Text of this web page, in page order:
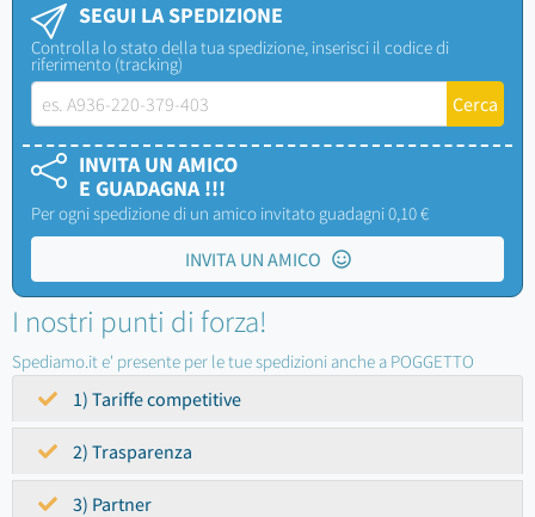
SEGUI LA SPEDIZIONE
Controlla lo stato della tua spedizione, inserisci il codice di
riferimento (tracking)
INVITA UN AMICO
E GUADAGNA !!!
Per ogni spedizione di un amico invitato guadagni 0,10 €
INVITA UN AMICO
I nostri punti di forza!
Spediamo.it e' presente per le tue spedizioni anche a POGGETTO
1) Tariffe competitive
2) Trasparenza
3) Partner